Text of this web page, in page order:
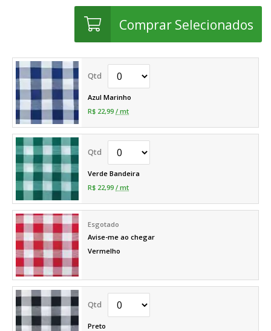
Comprar Selecionados
Azul Marinho
R$ 22,99 / mt
Verde Bandeira
R$ 22,99 / mt
Avise-me ao chegar
Vermelho
Preto